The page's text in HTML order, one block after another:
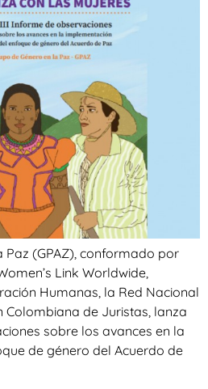
Paz (GPAZ), conformado por
Link Worldwide,
Humanas, la Red Nacional
Colombiana de Juristas, lanza
sobre los avances en la
de género del Acuerdo de